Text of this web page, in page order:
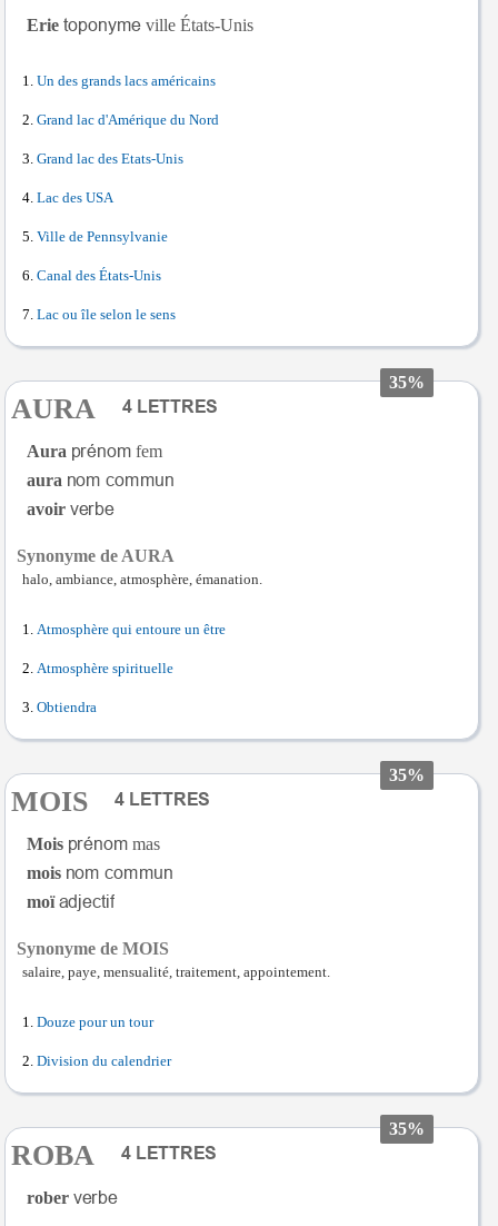
Erie ville États-Unis
Un des grands lacs américains
Grand lac d'Amérique du Nord
Grand lac des Etats-Unis
Lac des USA
Ville de Pennsylvanie
Canal des États-Unis
Lac ou île selon le sens
35%
AURA
Aura
fem
aura
avoir
Synonyme de AURA
halo, ambiance, atmosphère, émanation.
Atmosphère qui entoure un être
Atmosphère spirituelle
Obtiendra
35%
MOIS
Mois
mas
mois
moï
Synonyme de MOIS
salaire, paye, mensualité, traitement, appointement.
Douze pour un tour
Division du calendrier
35%
ROBA
rober